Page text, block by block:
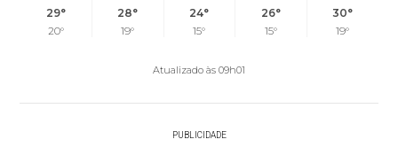
29°
20°
28°
19°
24°
15°
26°
15°
30°
19°
Atualizado às 09h01
PUBLICIDADE